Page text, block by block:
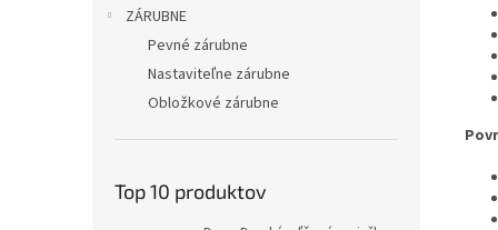
ZÁRUBNE
Pevné zárubne
Nastaviteľne zárubne
Obložkové zárubne
Top 10 produktov